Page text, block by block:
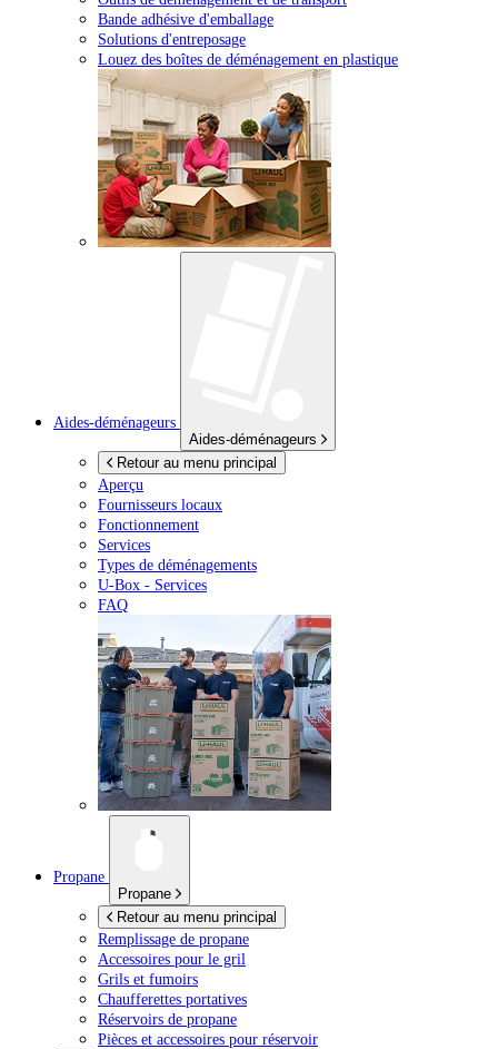
Bande adhésive d'emballage
Solutions d'entreposage
Louez des boîtes de déménagement en plastique
Aides-déménageurs
Aides-déménageurs
Retour au menu principal
Aperçu
Fournisseurs locaux
Fonctionnement
Services
Types de déménagements
U-Box - Services
FAQ
Propane
Propane
Retour au menu principal
Remplissage de propane
Accessoires pour le gril
Grils et fumoirs
Chaufferettes portatives
Réservoirs de propane
Pièces et accessoires pour réservoir